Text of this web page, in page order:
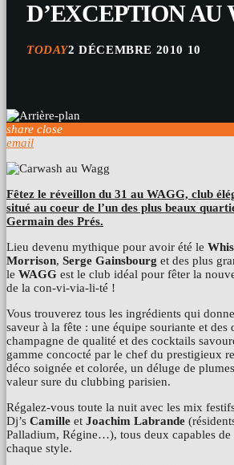
D’EXCEPTION AU
TODAY2 DÉCEMBRE 2010 10
share close
email
Fêtez le réveillon du 31 au WAGG, club
situé au coeur de l’un des plus beaux
Germain des Prés.
Lieu devenu mythique pour avoir été le
Morrison, Serge Gainsbourg et des plus
le WAGG est le club idéal pour fêter la
de la con-vi-via-li-té !
Vous trouverez tous les ingrédients qui
saveur à la fête : une équipe souriante et des
champagne de qualité et des cocktails
gamme concocté par le chef du prestigieux
déco soignée et colorée, un déluge de
valeur sure du clubbing parisien.
Régalez-vous toute la nuit avec les mix
Dj’s Camille et Joachim Labrande
Palladium, Régine…), tous deux capables
chaque style.